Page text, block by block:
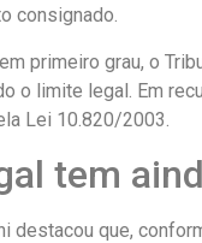
consignado.
primeiro grau, o
o limite legal. Em
Lei 10.820/2003.
tem
destacou que,